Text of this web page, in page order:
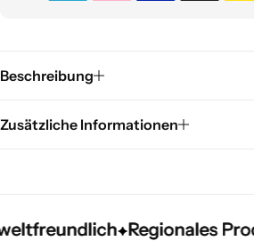
Beschreibung
Zusätzliche Informationen
Regionales Produkt
Regionales Produkt
Regionales Produkt